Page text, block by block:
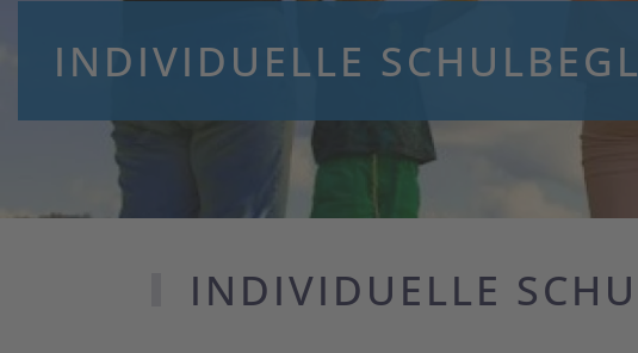
INDIVIDUELLE
INDIVIDUELLE